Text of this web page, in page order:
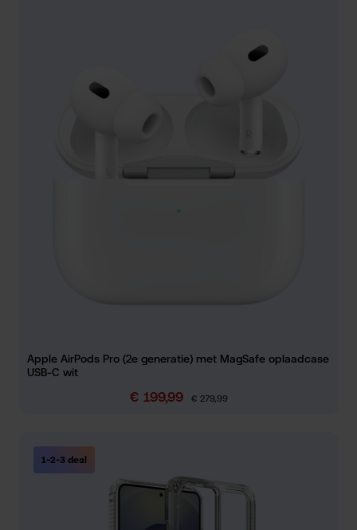
Apple AirPods Pro (2e generatie) met MagSafe oplaadcase
USB-C wit
Verkoopprijs:
€ 199,99 Normale prijs:
€ 279,99
1-2-3 deal